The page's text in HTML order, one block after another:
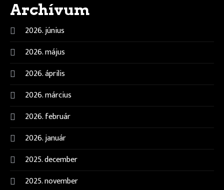
Archívum
2026. június
2026. május
2026. április
2026. március
2026. február
2026. január
2025. december
2025. november